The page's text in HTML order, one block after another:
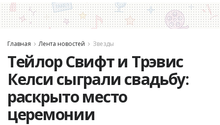
Главная Лента новостей Звезды
Тейлор Свифт и Трэвис
Келси сыграли свадьбу:
раскрыто место
церемонии